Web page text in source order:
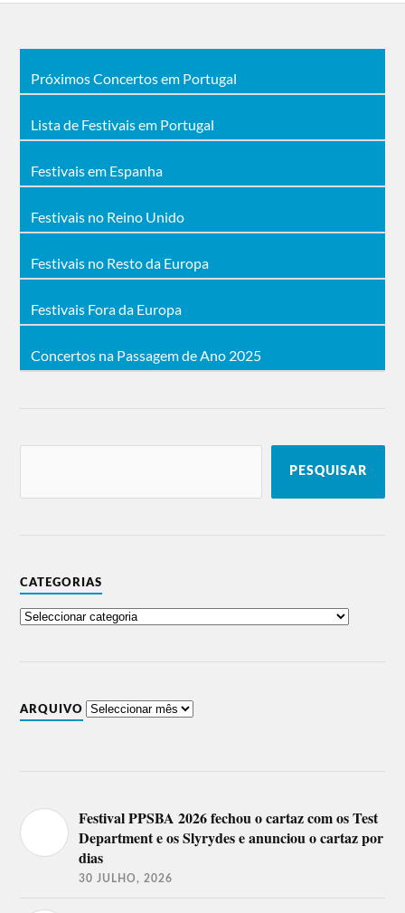
Próximos Concertos em Portugal
Lista de Festivais em Portugal
Festivais em Espanha
Festivais no Reino Unido
Festivais no Resto da Europa
Festivais Fora da Europa
Concertos na Passagem de Ano 2025
PESQUISAR
CATEGORIAS
ARQUIVO
Festival PPSBA 2026 fechou o cartaz com os Test
Department e os Slyrydes e anunciou o cartaz por
dias
30 JULHO, 2026